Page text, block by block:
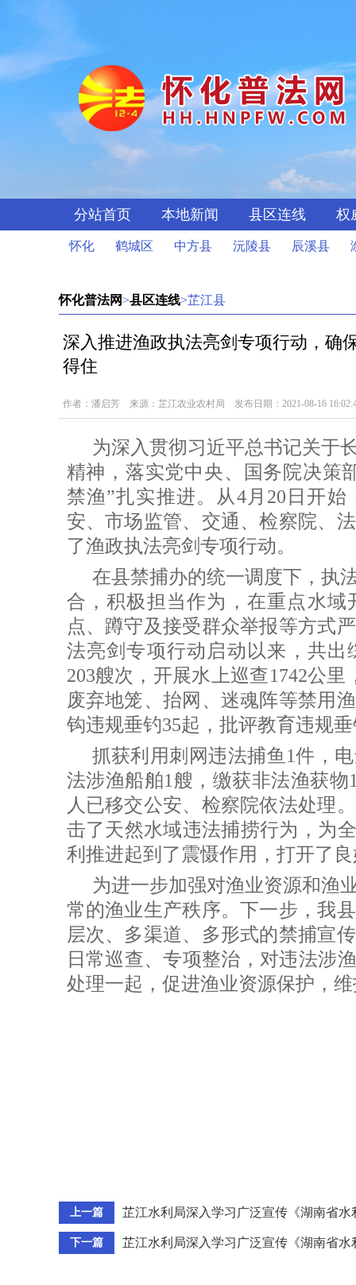
分站首页 本地新闻 县区连线 权
怀化 鹤城区 中方县 沅陵县 辰溪县
怀化普法网>县区连线>芷江县
深入推进渔政执法亮剑专项行动，确
得住
作者：潘启芳 来源：芷江农业农村局 发布日期：2021-08-16
为深入贯彻习近平总书记关于
精神，落实党中央、国务院决策
禁渔”扎实推进。从4月20日开
安、市场监管、交通、检察院、
了渔政执法亮剑专项行动。
在县禁捕办的统一调度下，执
合，积极担当作为，在重点水域
点、蹲守及接受群众举报等方式
法亮剑专项行动启动以来，共出
203艘次，开展水上巡查1742公
废弃地笼、抬网、迷魂阵等禁用
钩违规垂钓35起，批评教育违规
抓获利用刺网违法捕鱼 1件，
法涉渔船舶1艘，缴获非法渔获
人已移交公安、检察院依法处理
击了天然水域违法捕捞行为，为
利推进起到了震慑作用，打开了
为进一步加强对渔业资源和渔
常的渔业生产秩序。下一步，我
层次、多渠道、多形式的禁捕宣
日常巡查、专项整治，对违法涉
处理一起，促进渔业资源保护，
上一篇 芷江水利局深入学习广泛宣传《湖南省水
下一篇 芷江水利局深入学习广泛宣传《湖南省水